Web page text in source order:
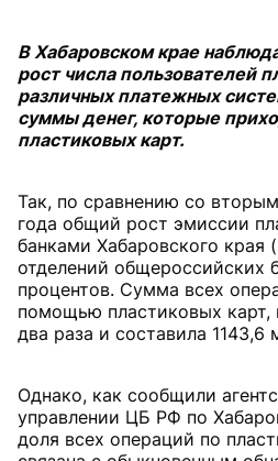
В Хабаровском крае
рост числа пользователей
различных платежных
суммы денег, которые
пластиковых карт.
Так, по сравнению со
года общий рост эмиссии
банками Хабаровского края
отделений общероссийских
процентов. Сумма всех
помощью пластиковых карт,
два раза и составила 1143,6
Однако, как сообщили
управлении ЦБ РФ по
доля всех операций по